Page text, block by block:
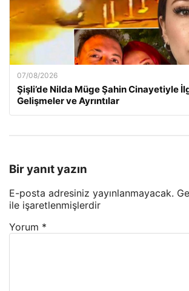
07/08/2026
Şişli’de Nilda Müge Şahin Cinayetiyle
Gelişmeler ve Ayrıntılar
Bir yanıt yazın
E-posta adresiniz yayınlanmayacak.
ile işaretlenmişlerdir
Yorum *